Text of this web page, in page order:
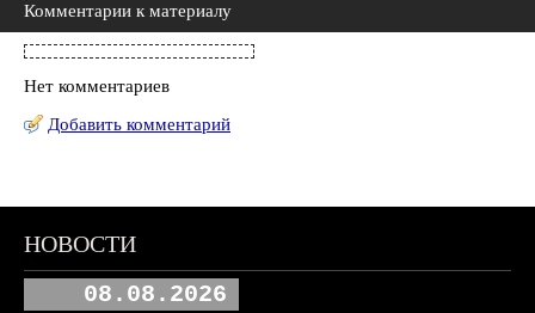
Комментарии к материалу
Нет комментариев
Добавить комментарий
НОВОСТИ
08.08.2026